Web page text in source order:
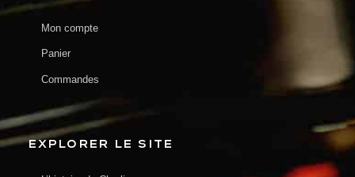
EXPLORER LE SITE
Mon compte
Panier
Commandes